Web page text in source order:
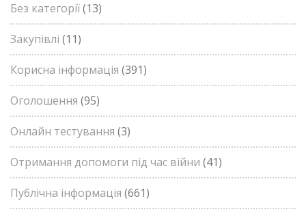
Без категорії(13)
Закупівлі (11)
Корисна інформація (391)
Оголошення (95)
Онлайн тестування (3)
Отримання допомоги під час війни (41)
Публічна інформація (661)